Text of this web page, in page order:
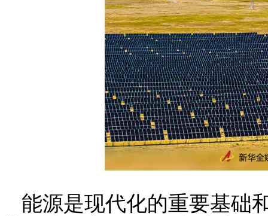
能源是现代化的重要基础